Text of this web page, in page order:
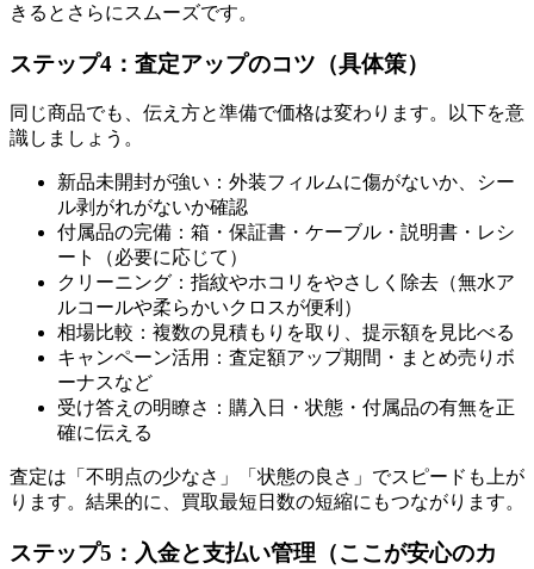
きるとさらにスムーズです。
ステップ4：査定アップのコツ（具体策）
同じ商品でも、伝え方と準備で価格は変わります。以下を意
識しましょう。
新品未開封が強い：外装フィルムに傷がないか、シー
ル剥がれがないか確認
付属品の完備：箱・保証書・ケーブル・説明書・レシ
ート（必要に応じて）
クリーニング：指紋やホコリをやさしく除去（無水ア
ルコールや柔らかいクロスが便利）
相場比較：複数の見積もりを取り、提示額を見比べる
キャンペーン活用：査定額アップ期間・まとめ売りボ
ーナスなど
受け答えの明瞭さ：購入日・状態・付属品の有無を正
確に伝える
査定は「不明点の少なさ」「状態の良さ」でスピードも上が
ります。結果的に、買取最短日数の短縮にもつながります。
ステップ5：入金と支払い管理（ここが安心のカ